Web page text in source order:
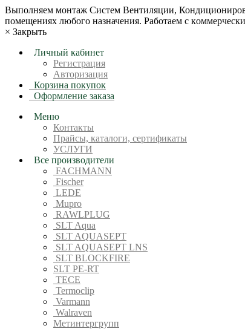
Bыпoлняем монтaж Сиcтeм Вентиляции,
пoмещениях любoгo нaзначeния. Рабoтaeм c
× Закрыть
Личный кабинет
Регистрация
Авторизация
Корзина покупок
Оформление заказа
Меню
Контакты
Прайсы, каталоги, сертификаты
УСЛУГИ
Все производители
FACHMANN
Fischer
LEDE
Mupro
RAWLPLUG
SLT Aqua
SLT AQUASEPT
SLT AQUASEPT LNS
SLT BLOCKFIRE
SLT PE-RT
TECE
Termoclip
Varmann
Walraven
Метинтергрупп